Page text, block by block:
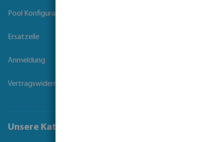
Pool Konfigurator
Ersatzeile
Anmeldung
Vertragswiderruf
Unsere Kataloge